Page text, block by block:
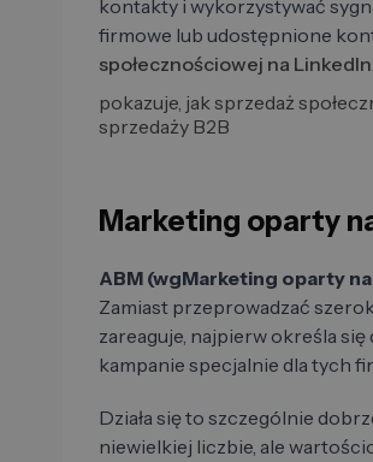
kontakty i wykorzystywać
firmowe lub udostępnione
społecznościowej na LinkedIn.
pokazuje, jak sprzedaż
sprzedaży B2B
Marketing oparty
ABM (wgMarketing oparty
Zamiast przeprowadzać
zareaguje, najpierw określa
kampanie specjalnie dla tych
Działa się to szczególnie
niewielkiej liczbie, ale